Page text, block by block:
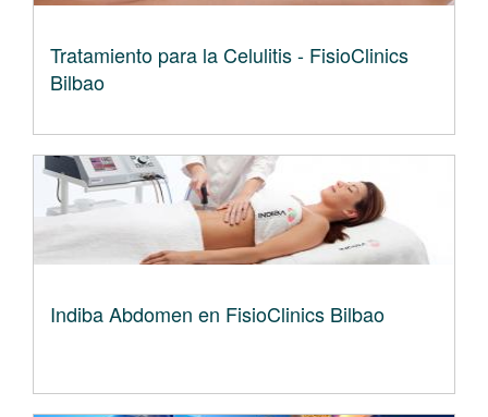
Tratamiento para la Celulitis - FisioClinics
Bilbao
Indiba Abdomen en FisioClinics Bilbao